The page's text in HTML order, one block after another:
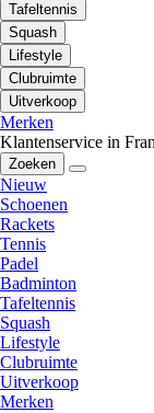
Tafeltennis
Squash
Lifestyle
Clubruimte
Uitverkoop
Merken
Klantenservice in
Zoeken
Nieuw
Schoenen
Rackets
Tennis
Padel
Badminton
Tafeltennis
Squash
Lifestyle
Clubruimte
Uitverkoop
Merken